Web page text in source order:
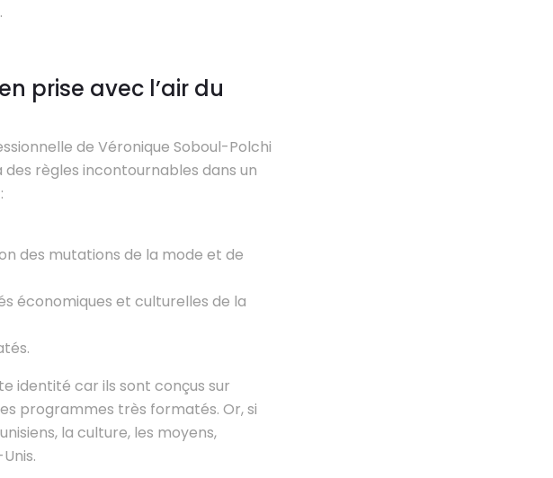
prise avec l’air du
de Véronique Soboul-Polchi
règles incontournables dans un
des mutations de la mode et de
économiques et culturelles de la
identité car ils sont conçus sur
programmes très formatés. Or, si
la culture, les moyens,